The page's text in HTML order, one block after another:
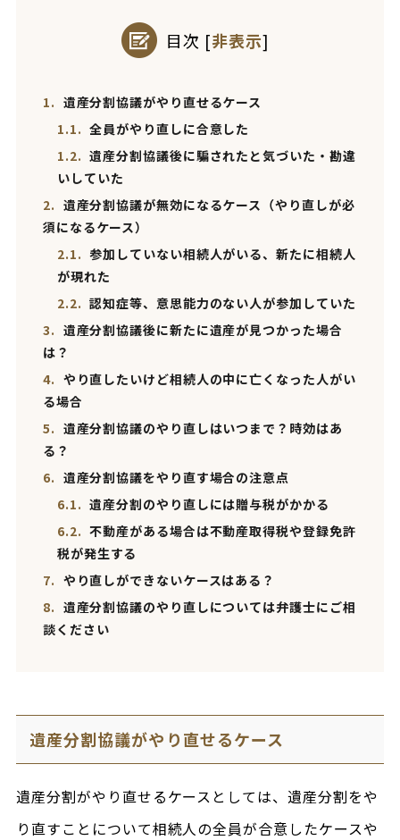
目次 [非表示]
1. 遺産分割協議がやり直せるケース
1.1. 全員がやり直しに合意した
1.2. 遺産分割協議後に騙されたと気づいた・勘違
いしていた
2. 遺産分割協議が無効になるケース（やり直しが必
須になるケース）
2.1. 参加していない相続人がいる、新たに相続人
が現れた
2.2. 認知症等、意思能力のない人が参加していた
3. 遺産分割協議後に新たに遺産が見つかった場合
は？
4. やり直したいけど相続人の中に亡くなった人がい
る場合
5. 遺産分割協議のやり直しはいつまで？時効はあ
る？
6. 遺産分割協議をやり直す場合の注意点
6.1. 遺産分割のやり直しには贈与税がかかる
6.2. 不動産がある場合は不動産取得税や登録免許
税が発生する
7. やり直しができないケースはある？
8. 遺産分割協議のやり直しについては弁護士にご相
談ください
遺産分割協議がやり直せるケース
遺産分割がやり直せるケースとしては、遺産分割をや
り直すことについて相続人の全員が合意したケースや